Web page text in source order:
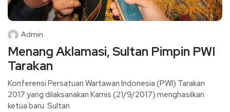
Admin
Menang Aklamasi, Sultan Pimpin PWI
Tarakan
Konferensi Persatuan Wartawan Indonesia (PWI) Tarakan
2017 yang dilaksanakan Kamis (21/9/2017) menghasilkan
ketua baru. Sultan